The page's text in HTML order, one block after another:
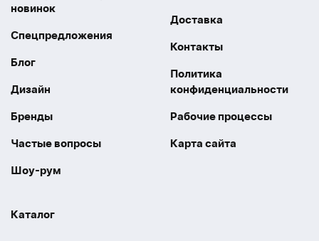
новинок
Спецпредложения
Блог
Дизайн
Бренды
Частые вопросы
Шоу-рум
Доставка
Контакты
Политика
конфиденциальности
Рабочие процессы
Карта сайта
Каталог